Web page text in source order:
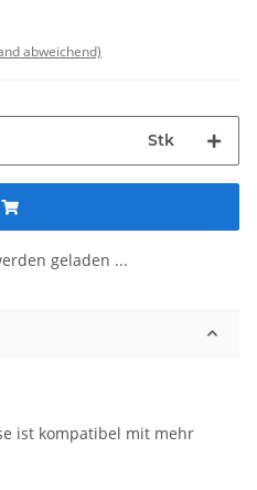
abweichend)
Stk
geladen ...
ist kompatibel mit mehr